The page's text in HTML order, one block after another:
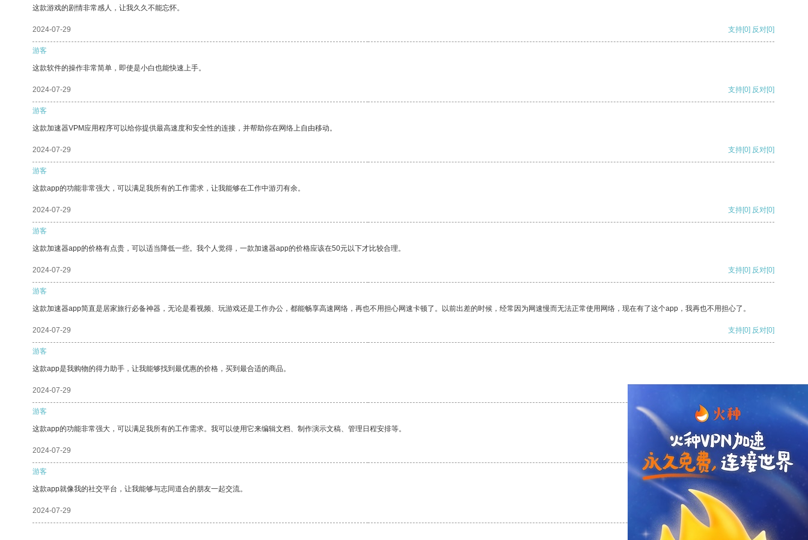
这款游戏的剧情非常感人，让我久久不能忘怀。
2024-07-29 支持[0] 反对[0]
游客
这款软件的操作非常简单，即使是小白也能快速上手。
2024-07-29 支持[0] 反对[0]
游客
这款加速器VPM应用程序可以给你提供最高速度和安全性的连接，并帮助你在网络上自由移动。
2024-07-29 支持[0] 反对[0]
游客
这款app的功能非常强大，可以满足我所有的工作需求，让我能够在工作中游刃有余。
2024-07-29 支持[0] 反对[0]
游客
这款加速器app的价格有点贵，可以适当降低一些。我个人觉得，一款加速器app的价格应该在50元以下才比较合理。
2024-07-29 支持[0] 反对[0]
游客
这款加速器app简直是居家旅行必备神器，无论是看视频、玩游戏还是工作办公，都能畅享高速网络，再也不用担心网速卡顿了。以前出差的时候，经常因为网速慢而无法正常使用网络，现在有了这个app，我再也不用担心了。
2024-07-29 支持[0] 反对[0]
游客
这款app是我购物的得力助手，让我能够找到最优惠的价格，买到最合适的商品。
2024-07-29
游客
这款app的功能非常强大，可以满足我所有的工作需求。我可以使用它来编辑文档、制作演示文稿、管理日程安排等。
2024-07-29 支持 [0] 反对 [0]
游客
这款app就像我的社交平台，让我能够与志同道合的朋友一起交流。
2024-07-29 支持